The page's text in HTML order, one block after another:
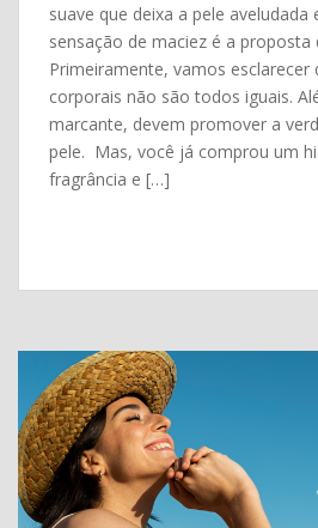
suave que deixa a pele aveludada
sensação de maciez é a proposta
Primeiramente, vamos esclarecer
corporais não são todos iguais.
marcante, devem promover a
pele. Mas, você já comprou um
fragrância e […]